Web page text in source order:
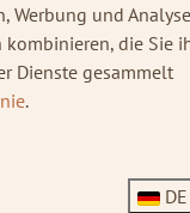
den
Werbung und
die Sie
Dienste gesammelt
.
DE